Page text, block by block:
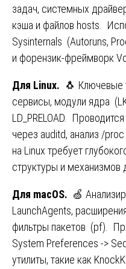
задач, системных
кэша и файлов hosts.
Sysinternals (Autoruns,
и форензик-фреймворк
Для Linux. 🐧 Ключевые
сервисы, модули ядра
LD_PRELOAD.
через auditd, анализ /
на Linux требует
структуры и механизмов
Для macOS. 🍏
LaunchAgents,
фильтры пакетов (pf).
System Preferences ->
утилиты, такие как